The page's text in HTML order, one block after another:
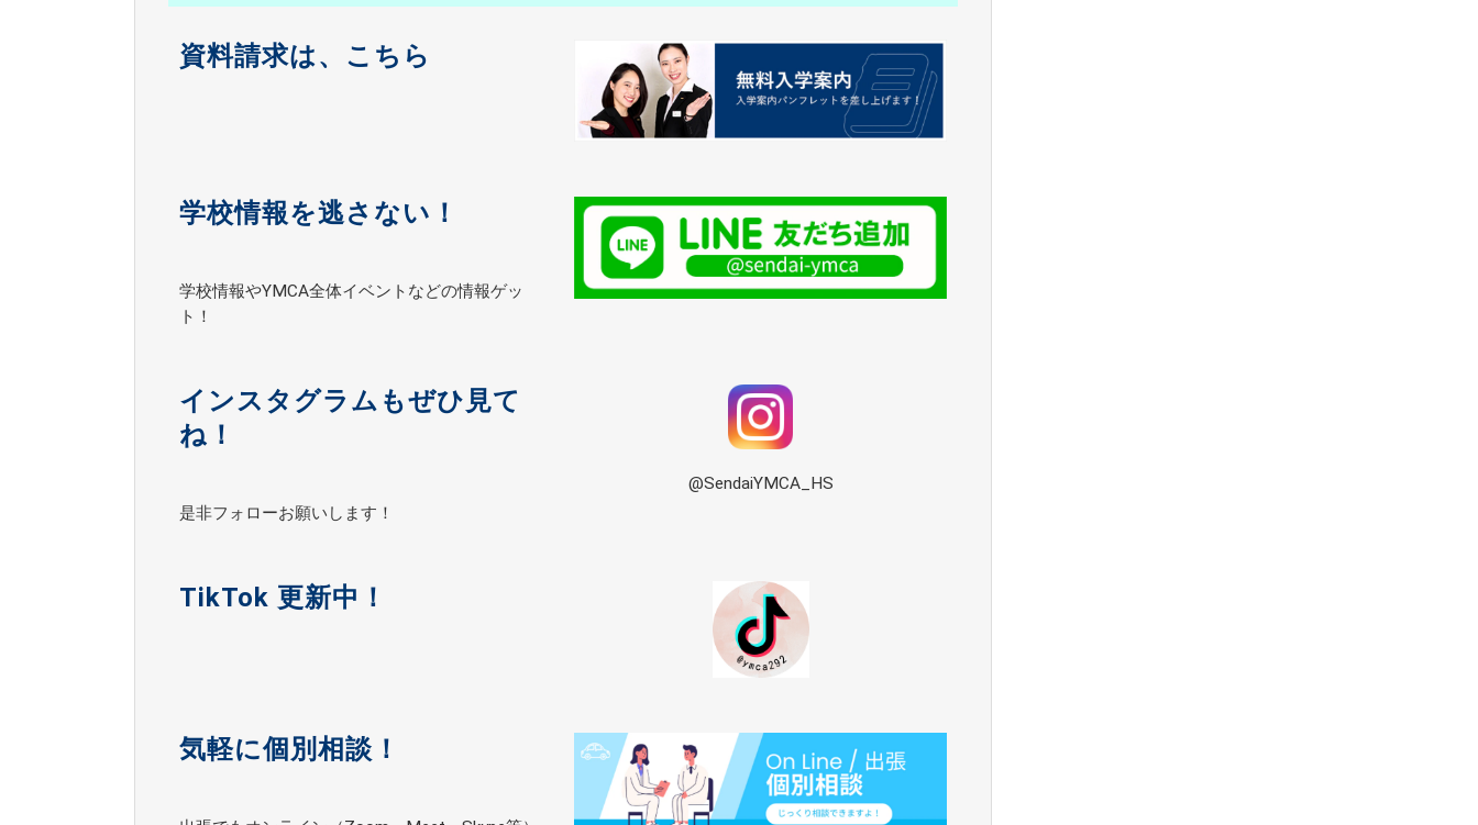
資料請求は、こちら
学校情報を逃さない！
学校情報やYMCA全体イベントなどの情報ゲッ
ト！
インスタグラムもぜひ見て
ね！
是非フォローお願いします！
@SendaiYMCA_HS
TikTok 更新中！
気軽に個別相談！